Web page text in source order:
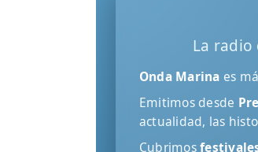
La
Onda Marina es
Emitimos desde
actualidad, las
Cubrimos